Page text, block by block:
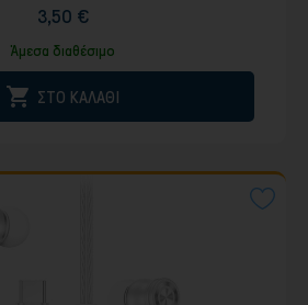
3,50 €
Άμεσα διαθέσιμο
 ΣΤΟ ΚΑΛΑΘΙ